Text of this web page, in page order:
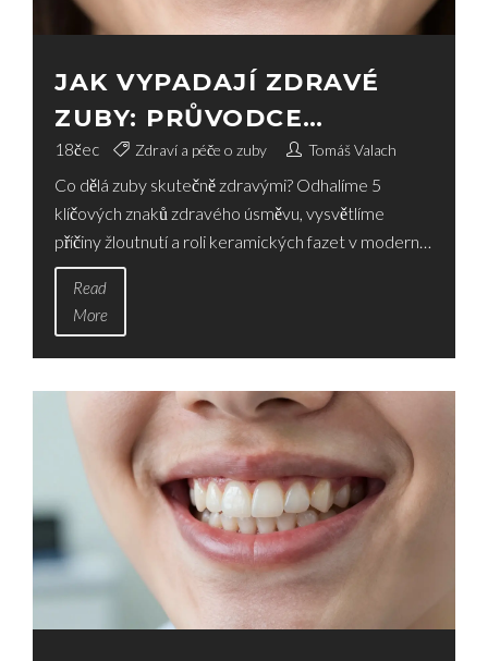
JAK VYPADAJÍ ZDRAVÉ
ZUBY: PRŮVODCE
IDEÁLNÍM ÚSMĚVEM A
ROLÍ KERAMICKÝCH FAZET
18čec Zdraví a péče o zuby Tomáš Valach
Co dělá zuby skutečně zdravými? Odhalíme 5
klíčových znaků zdravého úsměvu, vysvětlíme
příčiny žloutnutí a roli keramických fazet v moderní
estetické stomatologii.
Read
More